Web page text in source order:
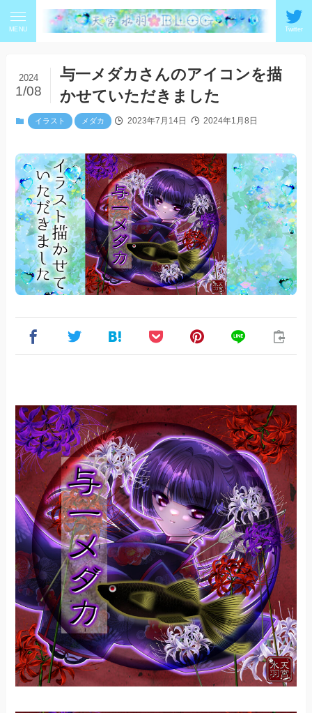
Twitter
MENU
与一メダカさんのアイコンを描
かせていただきました
2024
1/08
イラスト メダカ 2023年7月14日 2024年1月8日